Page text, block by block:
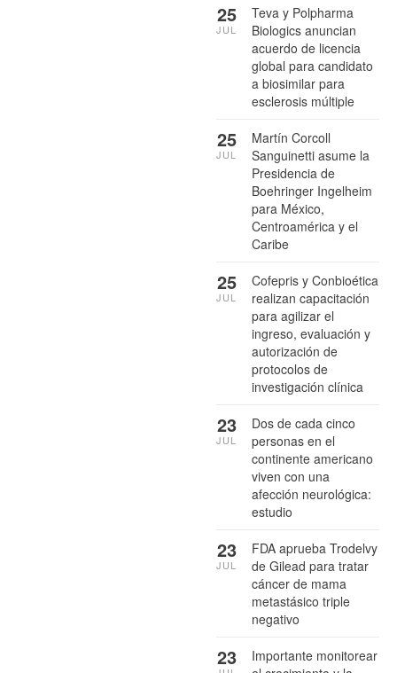
Teva y Polpharma
Biologics anuncian
acuerdo de licencia
global para candidato
a biosimilar para
esclerosis múltiple
25
JUL
Martín Corcoll
Sanguinetti asume la
Presidencia de
Boehringer Ingelheim
para México,
Centroamérica y el
Caribe
25
JUL
Cofepris y Conbioética
realizan capacitación
para agilizar el
ingreso, evaluación y
autorización de
protocolos de
investigación clínica
25
JUL
Dos de cada cinco
personas en el
continente americano
viven con una
afección neurológica:
estudio
23
JUL
FDA aprueba Trodelvy
de Gilead para tratar
cáncer de mama
metastásico triple
negativo
23
JUL
Importante monitorear
23